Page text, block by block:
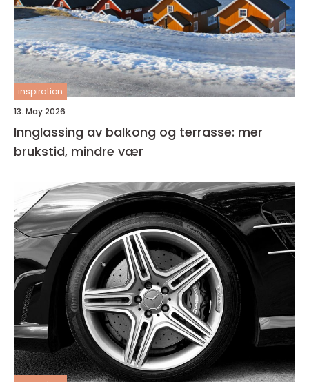
inspiration
13. May 2026
Innglassing av balkong og terrasse: mer
brukstid, mindre vær